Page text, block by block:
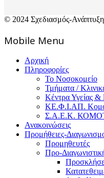
© 2024 Σχεδιασμός-
Mοbile Menu
Αρχική
Πληροφορίες
Το Νοσοκομείο
Τμήματα /
Κέντρα Υγείας &
ΚΕ.Φ.Ι.ΑΠ.
Σ.Α.Ε.Κ.
Ανακοινώσεις
Προμήθειες-
Προμηθευτές
Προ-